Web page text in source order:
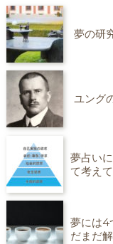
夢の研
ユング
夢占い
て考えて
夢には4
だまだ